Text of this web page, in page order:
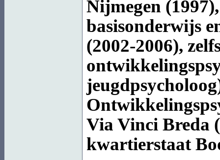
Nijmegen
basisonderwijs
(2002-2006),
Via Vinci Breda
kwartierstaat